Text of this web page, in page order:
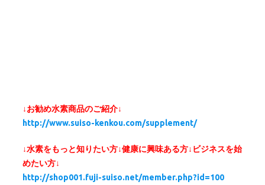
↓お勧め水素商品のご紹介↓
http://www.suiso-kenkou.com/supplement/
↓水素をもっと知りたい方↓健康に興味ある方↓ビジネスを始
めたい方↓
http://shop001.fuji-suiso.net/member.php?id=100